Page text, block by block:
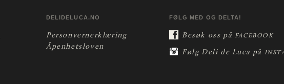
DELIDELUCA.NO
Personvernerklæring
Åpenhetsloven
FØLG MED OG DELTA!
Besøk oss på FACEBOOK
Følg Deli de Luca på